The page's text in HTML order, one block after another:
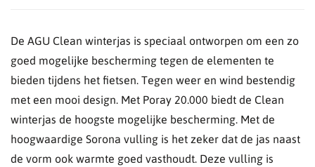
De AGU Clean winterjas is speciaal ontworpen om een zo
goed mogelijke bescherming tegen de elementen te
bieden tijdens het fietsen. Tegen weer en wind bestendig
met een mooi design. Met Poray 20.000 biedt de Clean
winterjas de hoogste mogelijke bescherming. Met de
hoogwaardige Sorona vulling is het zeker dat de jas naast
de vorm ook warmte goed vasthoudt. Deze vulling is